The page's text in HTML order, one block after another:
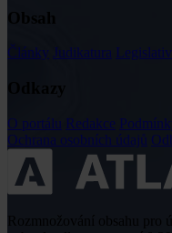
Články Judikatura
O portálu Redakce
Ochrana osobních údajů